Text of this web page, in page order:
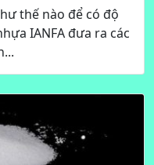
thế nào để có độ
IANFA đưa ra các